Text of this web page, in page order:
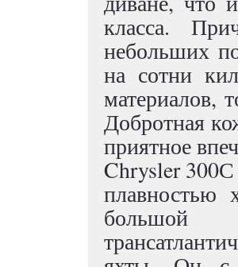
класса.
небольших
на сотни
материалов,
Добротная
приятное
Chrysler 300С
плавностью
большой